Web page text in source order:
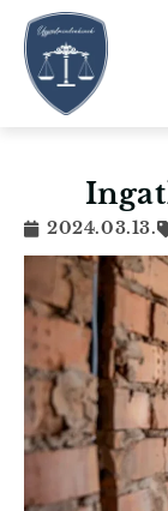
2024.03.13.